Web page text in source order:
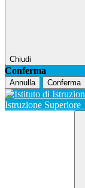
Chiudi
Conferma
Annulla Conferma
Istruzione Superiore